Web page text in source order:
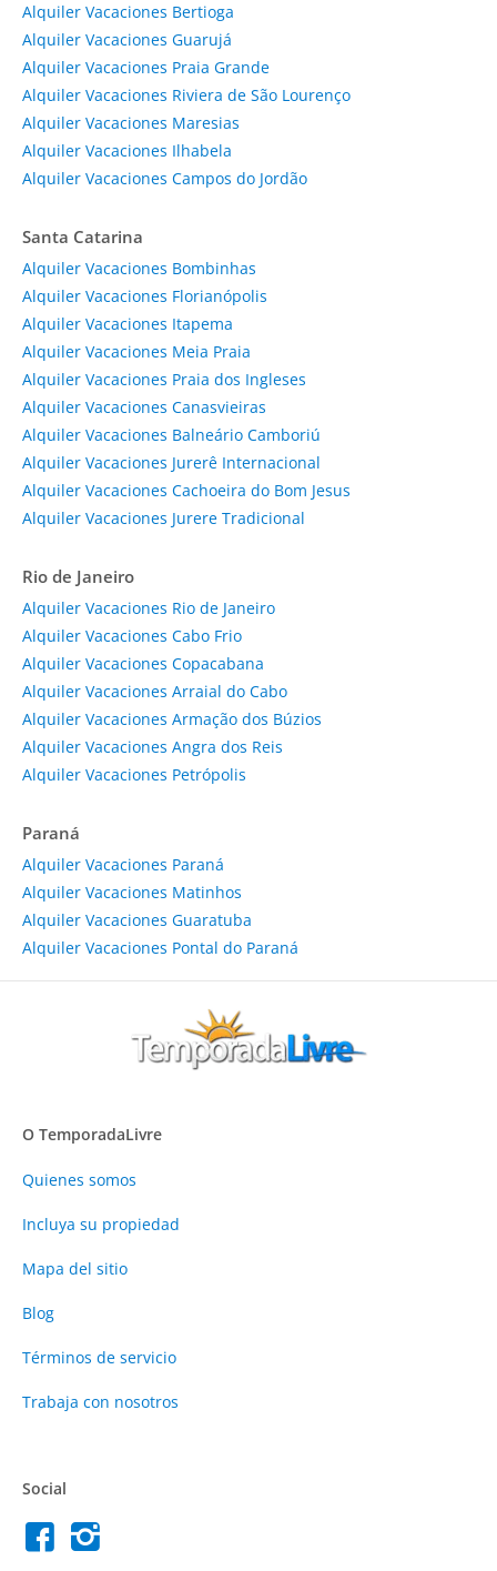
Alquiler Vacaciones Bertioga
Alquiler Vacaciones Guarujá
Alquiler Vacaciones Praia Grande
Alquiler Vacaciones Riviera de São Lourenço
Alquiler Vacaciones Maresias
Alquiler Vacaciones Ilhabela
Alquiler Vacaciones Campos do Jordão
Santa Catarina
Alquiler Vacaciones Bombinhas
Alquiler Vacaciones Florianópolis
Alquiler Vacaciones Itapema
Alquiler Vacaciones Meia Praia
Alquiler Vacaciones Praia dos Ingleses
Alquiler Vacaciones Canasvieiras
Alquiler Vacaciones Balneário Camboriú
Alquiler Vacaciones Jurerê Internacional
Alquiler Vacaciones Cachoeira do Bom Jesus
Alquiler Vacaciones Jurere Tradicional
Rio de Janeiro
Alquiler Vacaciones Rio de Janeiro
Alquiler Vacaciones Cabo Frio
Alquiler Vacaciones Copacabana
Alquiler Vacaciones Arraial do Cabo
Alquiler Vacaciones Armação dos Búzios
Alquiler Vacaciones Angra dos Reis
Alquiler Vacaciones Petrópolis
Paraná
Alquiler Vacaciones Paraná
Alquiler Vacaciones Matinhos
Alquiler Vacaciones Guaratuba
Alquiler Vacaciones Pontal do Paraná
O TemporadaLivre
Quienes somos
Incluya su propiedad
Mapa del sitio
Blog
Términos de servicio
Trabaja con nosotros
Social